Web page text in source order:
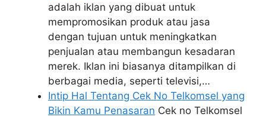
adalah iklan yang dibuat untuk
mempromosikan produk atau jasa
dengan tujuan untuk meningkatkan
penjualan atau membangun kesadaran
merek. Iklan ini biasanya ditampilkan di
berbagai media, seperti televisi,…
Intip Hal Tentang Cek No Telkomsel yang
Bikin Kamu Penasaran Cek no Telkomsel